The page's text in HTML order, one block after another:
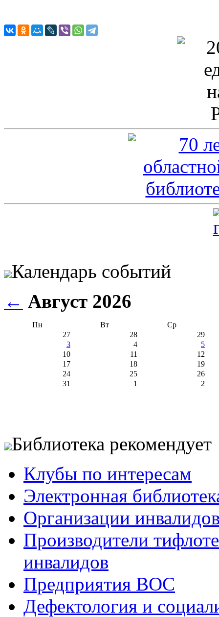
Календарь событий
← Август 2026
Пн Вт
Ср
27
28
29
3
4
5
10
11
12
17
18
19
24
25
26
31
1 2
Библиотека рекомендует
Клубы по интересам
Электронная
Организации
Производители
инвалидов
Предприятия ВОС
Дефектология и